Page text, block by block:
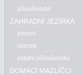
příslušenství
ZAHRADNÍ JEZÍRKA
krmení
chemie
ostatní příslušenství
DOMÁCÍ MAZLÍČCI